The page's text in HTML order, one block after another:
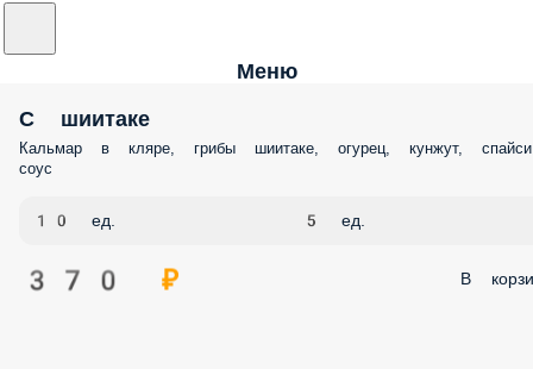
Меню
С шиитаке
Кальмар в кляре, грибы шиитаке, огурец, кунжут, спайси
соус
10 ед. 5 ед.
370 ₽ В